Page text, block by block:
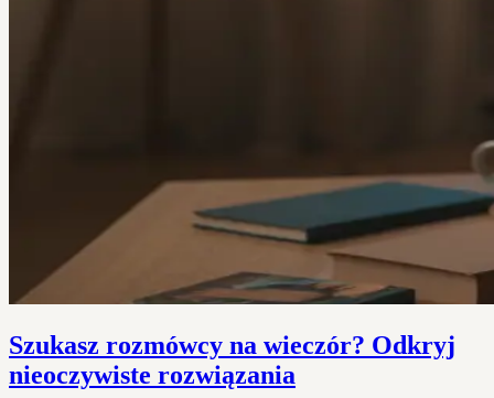
Szukasz rozmówcy na wieczór? Odkryj
nieoczywiste rozwiązania